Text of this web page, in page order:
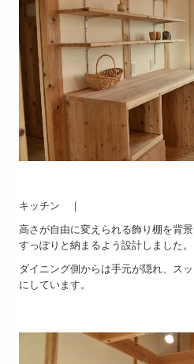
キッチン ｜
高さが自由に変えられる飾り棚を背
すっぽりと納まるよう設計しました。
ダイニング側からは手元が隠れ、ス
にしています。